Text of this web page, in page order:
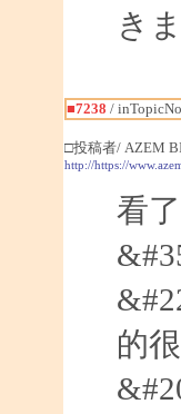
き
■7238 /
□投稿者/ AZEM
http://https://
看
的